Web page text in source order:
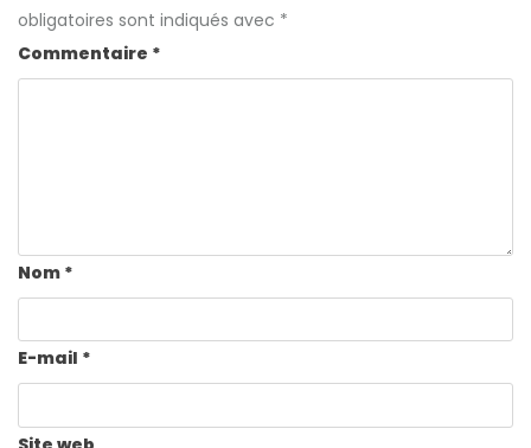
obligatoires sont indiqués avec *
Commentaire *
Nom *
E-mail *